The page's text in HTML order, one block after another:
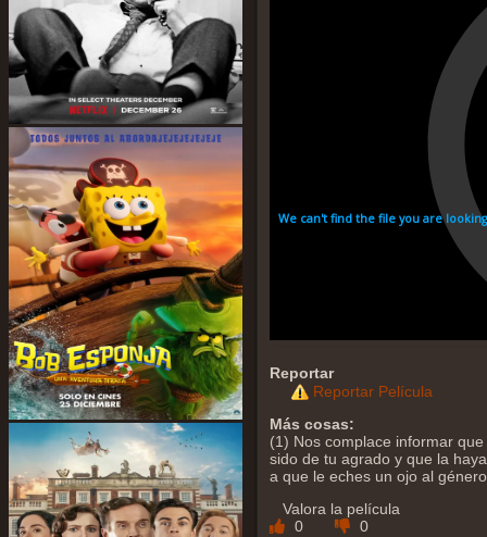
Reportar
Reportar Película
Más cosas:
(1) Nos complace informar
sido de tu agrado y que la
a que le eches un ojo al
Valora la película
0
0